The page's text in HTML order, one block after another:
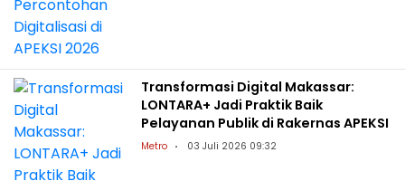
Transformasi Digital Makassar:
LONTARA+ Jadi Praktik Baik
Pelayanan Publik di Rakernas APEKSI
Metro 03 Juli 2026 09:32